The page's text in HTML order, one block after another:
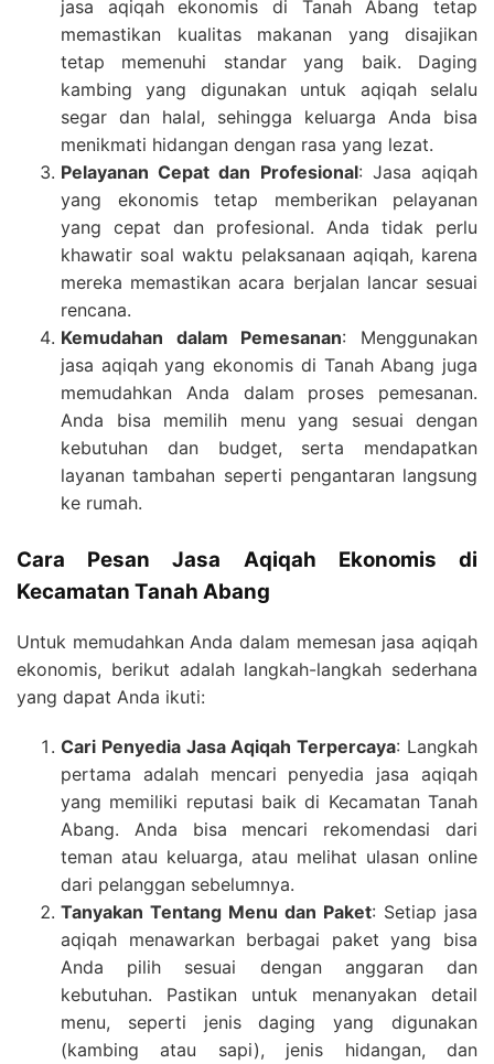
jasa aqiqah ekonomis di Tanah Abang tetap
memastikan kualitas makanan yang disajikan
tetap memenuhi standar yang baik. Daging
kambing yang digunakan untuk aqiqah selalu
segar dan halal, sehingga keluarga Anda bisa
menikmati hidangan dengan rasa yang lezat.
Pelayanan Cepat dan Profesional: Jasa aqiqah
yang ekonomis tetap memberikan pelayanan
yang cepat dan profesional. Anda tidak perlu
khawatir soal waktu pelaksanaan aqiqah, karena
mereka memastikan acara berjalan lancar sesuai
rencana.
Kemudahan dalam Pemesanan: Menggunakan
jasa aqiqah yang ekonomis di Tanah Abang juga
memudahkan Anda dalam proses pemesanan.
Anda bisa memilih menu yang sesuai dengan
kebutuhan dan budget, serta mendapatkan
layanan tambahan seperti pengantaran langsung
ke rumah.
Cara Pesan Jasa Aqiqah Ekonomis di
Kecamatan Tanah Abang
Untuk memudahkan Anda dalam memesan jasa aqiqah
ekonomis, berikut adalah langkah-langkah sederhana
yang dapat Anda ikuti:
Cari Penyedia Jasa Aqiqah Terpercaya: Langkah
pertama adalah mencari penyedia jasa aqiqah
yang memiliki reputasi baik di Kecamatan Tanah
Abang. Anda bisa mencari rekomendasi dari
teman atau keluarga, atau melihat ulasan online
dari pelanggan sebelumnya.
Tanyakan Tentang Menu dan Paket: Setiap jasa
aqiqah menawarkan berbagai paket yang bisa
Anda pilih sesuai dengan anggaran dan
kebutuhan. Pastikan untuk menanyakan detail
menu, seperti jenis daging yang digunakan
(kambing atau sapi), jenis hidangan, dan